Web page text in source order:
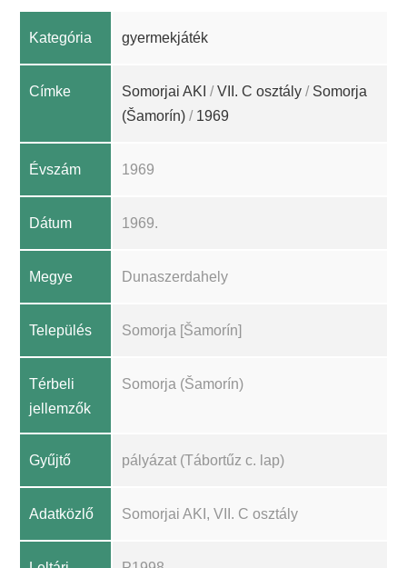
Kategória gyermekjáték
Címke Somorjai AKI /VII. C osztály / Somorja
(Šamorín) / 1969
Évszám 1969
Dátum 1969.
Megye Dunaszerdahely
Település Somorja [Šamorín]
Térbeli
jellemzők
Somorja (Šamorín)
Gyűjtő pályázat (Tábortűz c. lap)
Adatközlő Somorjai AKI, VII. C osztály